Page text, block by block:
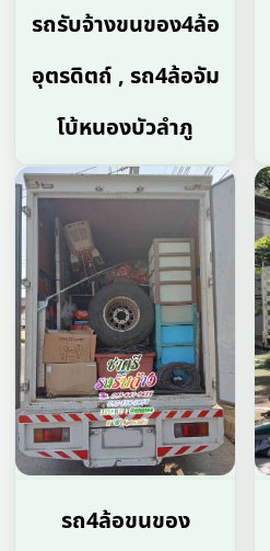
รถรับจ้างขนของ4ล้อ
อุตรดิตถ์ , รถ4ล้อจัม
โบ้หนองบัวลำภู
รถ4ล้อขนของ